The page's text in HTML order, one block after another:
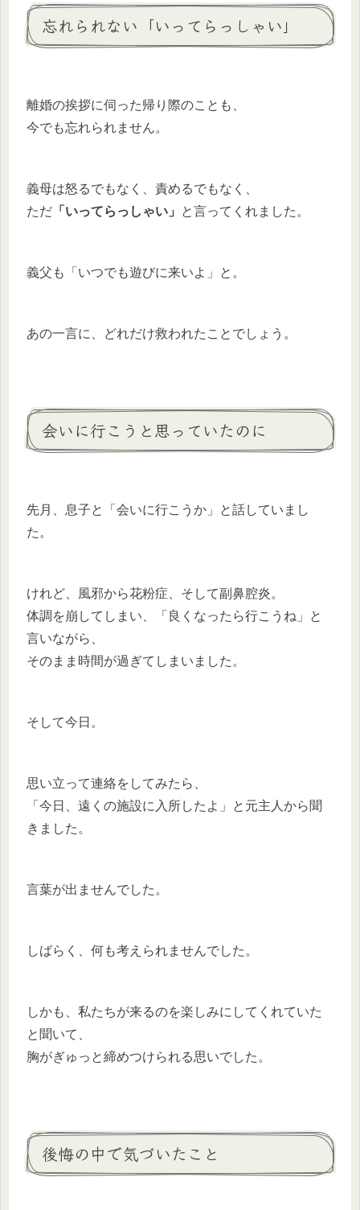
忘れられない「いってらっしゃい」
離婚の挨拶に伺った帰り際のことも、
今でも忘れられません。
義母は怒るでもなく、責めるでもなく、
ただ 「いってらっしゃい」 と言ってくれました。
義父も「いつでも遊びに来いよ」と。
あの一言に、どれだけ救われたことでしょう。
会いに行こうと思っていたのに
先月、息子と「会いに行こうか」と話していまし
た。
けれど、風邪から花粉症、そして副鼻腔炎。
体調を崩してしまい、「良くなったら行こうね」と
言いながら、
そのまま時間が過ぎてしまいました。
そして今日。
思い立って連絡をしてみたら、
「今日、遠くの施設に入所したよ」と元主人から聞
きました。
言葉が出ませんでした。
しばらく、何も考えられませんでした。
しかも、私たちが来るのを楽しみにしてくれていた
と聞いて、
胸がぎゅっと締めつけられる思いでした。
後悔の中で気づいたこと